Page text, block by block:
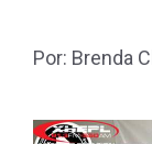
Por: Brenda